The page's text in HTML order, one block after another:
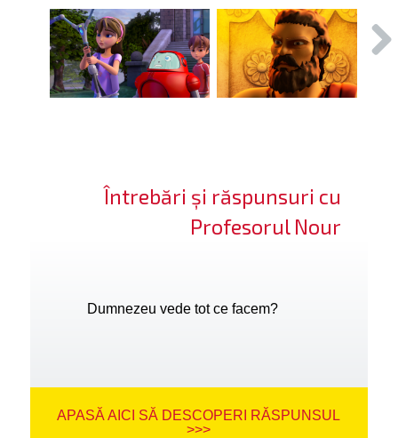
Întrebări și răspunsuri cu
Profesorul Nour
Dumnezeu vede tot ce facem?
APASĂ AICI SĂ DESCOPERI RĂSPUNSUL
>>>